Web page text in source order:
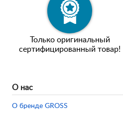
Только оригинальный
сертифицированный товар!
О нас
О бренде GROSS